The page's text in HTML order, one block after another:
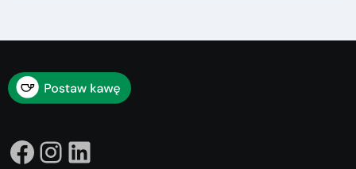
Facebook
Instagram
LinkedIn